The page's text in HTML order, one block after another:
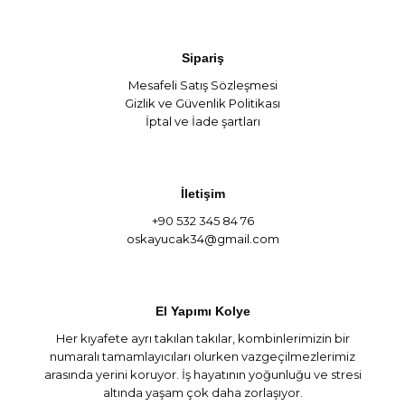
Sipariş
Mesafeli Satış Sözleşmesi
Gizlik ve Güvenlik Politikası
İptal ve İade şartları
İletişim
+90 532 345 84 76
oskayucak34@gmail.com
El Yapımı Kolye
Her kıyafete ayrı takılan takılar, kombinlerimizin bir
numaralı tamamlayıcıları olurken vazgeçilmezlerimiz
arasında yerini koruyor. İş hayatının yoğunluğu ve stresi
altında yaşam çok daha zorlaşıyor.